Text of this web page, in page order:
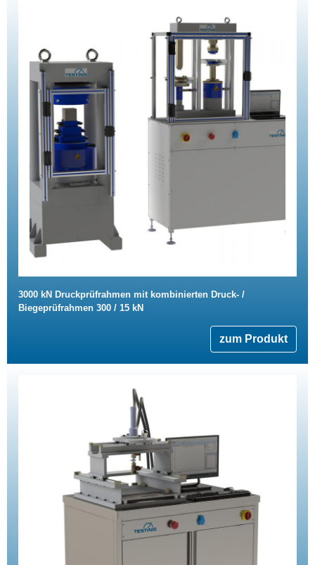
3000 kN Druckprüfrahmen mit kombinierten Druck- /
Biegeprüfrahmen 300 / 15 kN
zum Produkt